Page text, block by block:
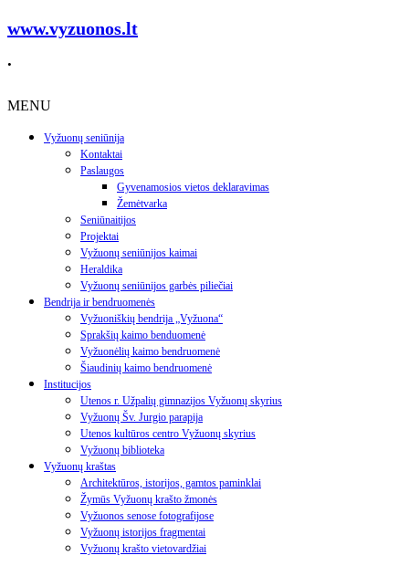
www.vyzuonos.lt
.
MENU
Vyžuonų seniūnija
Kontaktai
Paslaugos
Gyvenamosios vietos deklaravimas
Žemėtvarka
Seniūnaitijos
Projektai
Vyžuonų seniūnijos kaimai
Heraldika
Vyžuonų seniūnijos garbės piliečiai
Bendrija ir bendruomenės
Vyžuoniškių bendrija „Vyžuona“
Sprakšių kaimo benduomenė
Vyžuonėlių kaimo bendruomenė
Šiaudinių kaimo bendruomenė
Institucijos
Utenos r. Užpalių gimnazijos Vyžuonų skyrius
Vyžuonų Šv. Jurgio parapija
Utenos kultūros centro Vyžuonų skyrius
Vyžuonų biblioteka
Vyžuonų kraštas
Architektūros, istorijos, gamtos paminklai
Žymūs Vyžuonų krašto žmonės
Vyžuonos senose fotografijose
Vyžuonų istorijos fragmentai
Vyžuonų krašto vietovardžiai